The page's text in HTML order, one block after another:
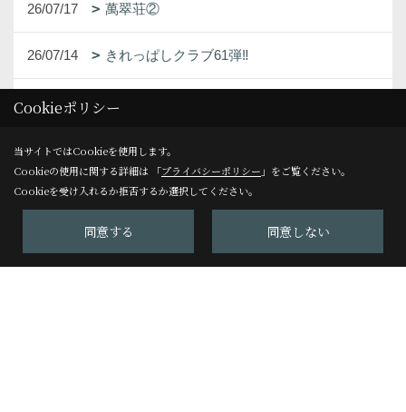
26/07/17 萬翠荘②
26/07/14 きれっぱしクラブ61弾‼
26/07/10
26/07/07 毎月恒例の５S活動
26/07/03 トイレ空間の照明にこだわる
事前の準備が大切
Cookieポリシー
当サイトではCookieを使用します。
Cookieの使用に関する詳細は 「プライバシーポリシー 」をご覧ください。
Cookieを受け入れるか拒否するか選択してください。
同意する 同意しない